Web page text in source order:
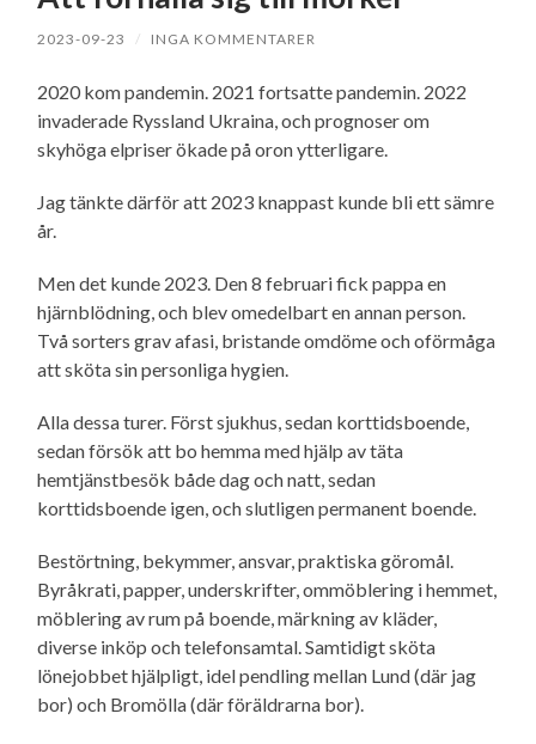
2023-09-23 / INGA KOMMENTARER
2020 kom pandemin. 2021 fortsatte pandemin. 2022
invaderade Ryssland Ukraina, och prognoser om
skyhöga elpriser ökade på oron ytterligare.
Jag tänkte därför att 2023 knappast kunde bli ett sämre
år.
Men det kunde 2023. Den 8 februari fick pappa en
hjärnblödning, och blev omedelbart en annan person.
Två sorters grav afasi, bristande omdöme och oförmåga
att sköta sin personliga hygien.
Alla dessa turer. Först sjukhus, sedan korttidsboende,
sedan försök att bo hemma med hjälp av täta
hemtjänstbesök både dag och natt, sedan
korttidsboende igen, och slutligen permanent boende.
Bestörtning, bekymmer, ansvar, praktiska göromål.
Byråkrati, papper, underskrifter, ommöblering i hemmet,
möblering av rum på boende, märkning av kläder,
diverse inköp och telefonsamtal. Samtidigt sköta
lönejobbet hjälpligt, idel pendling mellan Lund (där jag
bor) och Bromölla (där föräldrarna bor).